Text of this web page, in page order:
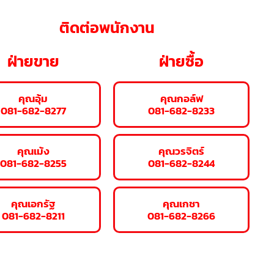
ติดต่อพนักงาน
ฝ่ายขาย
คุณอุ้ม
081-682-8277
คุณเม้ง
081-682-8255
คุณเอกรัฐ
081-682-8211
ฝ่ายซื้อ
คุณกอล์ฟ
081-682-8233
คุณวรจิตร์
081-682-8244
คุณเกชา
081-682-8266